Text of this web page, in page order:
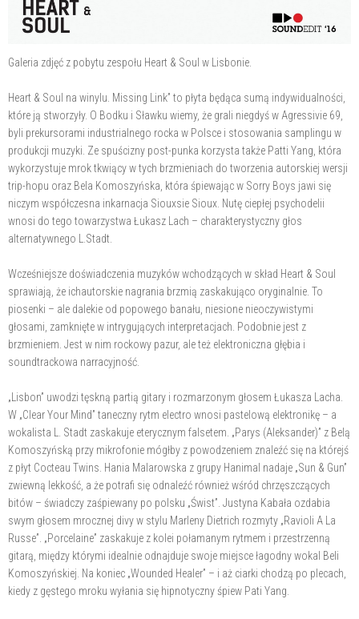
Galeria zdjęć z pobytu zespołu Heart & Soul w Lisbonie.
Heart & Soul na winylu. Missing Link” to płyta będąca sumą indywidualności,
które ją stworzyły. O Bodku i Sławku wiemy, że grali niegdyś w Agressivie 69,
byli prekursorami industrialnego rocka w Polsce i stosowania samplingu w
produkcji muzyki. Ze spuścizny post-punka korzysta także Patti Yang, która
wykorzystuje mrok tkwiący w tych brzmieniach do tworzenia autorskiej wersji
trip-hopu oraz Bela Komoszyńska, która śpiewając w Sorry Boys jawi się
niczym współczesna inkarnacja Siouxsie Sioux. Nutę ciepłej psychodelii
wnosi do tego towarzystwa Łukasz Lach – charakterystyczny głos
alternatywnego L.Stadt.
Wcześniejsze doświadczenia muzyków wchodzących w skład Heart & Soul
sprawiają, że ichautorskie nagrania brzmią zaskakująco oryginalnie. To
piosenki – ale dalekie od popowego banału, niesione nieoczywistymi
głosami, zamknięte w intrygujących interpretacjach. Podobnie jest z
brzmieniem. Jest w nim rockowy pazur, ale też elektroniczna głębia i
soundtrackowa narracyjność.
„Lisbon” uwodzi tęskną partią gitary i rozmarzonym głosem Łukasza Lacha.
W „Clear Your Mind” taneczny rytm electro wnosi pastelową elektronikę – a
wokalista L. Stadt zaskakuje eterycznym falsetem. „Parys (Aleksander)” z Belą
Komoszyńską przy mikrofonie mógłby z powodzeniem znaleźć się na którejś
z płyt Cocteau Twins. Hania Malarowska z grupy Hanimal nadaje „Sun & Gun”
zwiewną lekkość, a że potrafi się odnaleźć również wśród chrzęszczących
bitów – świadczy zaśpiewany po polsku „Świst”. Justyna Kabała ozdabia
swym głosem mrocznej divy w stylu Marleny Dietrich rozmyty „Ravioli A La
Russe”. „Porcelaine” zaskakuje z kolei połamanym rytmem i przestrzenną
gitarą, między którymi idealnie odnajduje swoje miejsce łagodny wokal Beli
Komoszyńskiej. Na koniec „Wounded Healer” – i aż ciarki chodzą po plecach,
kiedy z gęstego mroku wyłania się hipnotyczny śpiew Pati Yang.